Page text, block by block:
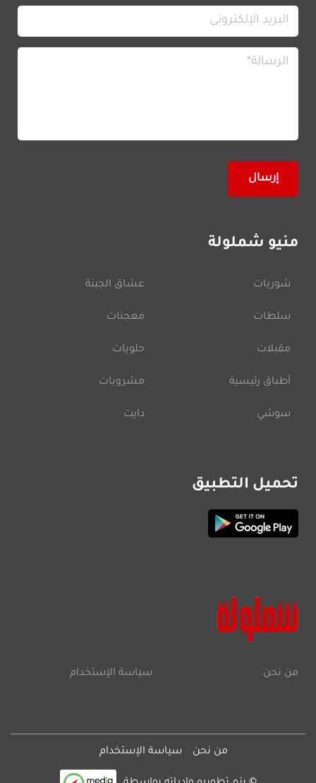
منيو شملولة
شوربات
سلطات
مقبلات
أطباق رئيسية
سوشي
عشاق الجبنة
معجنات
حلويات
مشروبات
دايت
تحميل التطبيق
من نحن سياسة الإستخدام
من نحن سياسة الإستخدام